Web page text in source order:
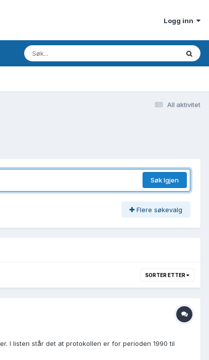
Logg inn
All aktivitet
Søk Igjen
Flere søkevalg
SORTER ETTER
I listen står det at protokollen er for perioden 1990 til